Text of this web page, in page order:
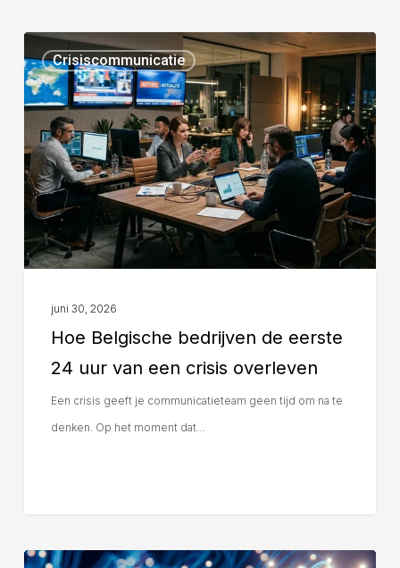
Crisiscommunicatie
juni 30, 2026
Hoe Belgische bedrijven de eerste
24 uur van een crisis overleven
Een crisis geeft je communicatieteam geen tijd om na te
denken. Op het moment dat…